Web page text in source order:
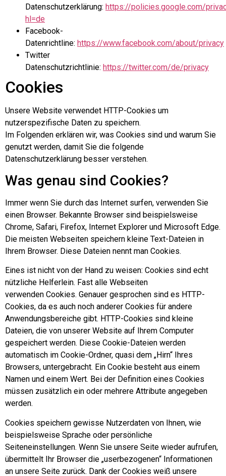
Datenschutzerklärung: https://policies.google.com/
hl=de
Facebook-
Datenrichtline: https://www.facebook.com/about/privacy
Twitter
Datenschutzrichtlinie: https://twitter.com/de/privacy
Cookies
Unsere Website verwendet HTTP-Cookies um
nutzerspezifische Daten zu speichern.
Im Folgenden erklären wir, was Cookies sind und warum Sie
genutzt werden, damit Sie die folgende
Datenschutzerklärung besser verstehen.
Was genau sind Cookies?
Immer wenn Sie durch das Internet surfen, verwenden Sie
einen Browser. Bekannte Browser sind beispielsweise
Chrome, Safari, Firefox, Internet Explorer und Microsoft Edge.
Die meisten Webseiten speichern kleine Text-Dateien in
Ihrem Browser. Diese Dateien nennt man Cookies.
Eines ist nicht von der Hand zu weisen: Cookies sind echt
nützliche Helferlein. Fast alle Webseiten
verwenden Cookies. Genauer gesprochen sind es HTTP-
Cookies, da es auch noch anderer Cookies für andere
Anwendungsbereiche gibt. HTTP-Cookies sind kleine
Dateien, die von unserer Website auf Ihrem Computer
gespeichert werden. Diese Cookie-Dateien werden
automatisch im Cookie-Ordner, quasi dem „Hirn“ Ihres
Browsers, untergebracht. Ein Cookie besteht aus einem
Namen und einem Wert. Bei der Definition eines Cookies
müssen zusätzlich ein oder mehrere Attribute angegeben
werden.
Cookies speichern gewisse Nutzerdaten von Ihnen, wie
beispielsweise Sprache oder persönliche
Seiteneinstellungen. Wenn Sie unsere Seite wieder aufrufen,
übermittelt Ihr Browser die „userbezogenen“ Informationen
an unsere Seite zurück. Dank der Cookies weiß unsere